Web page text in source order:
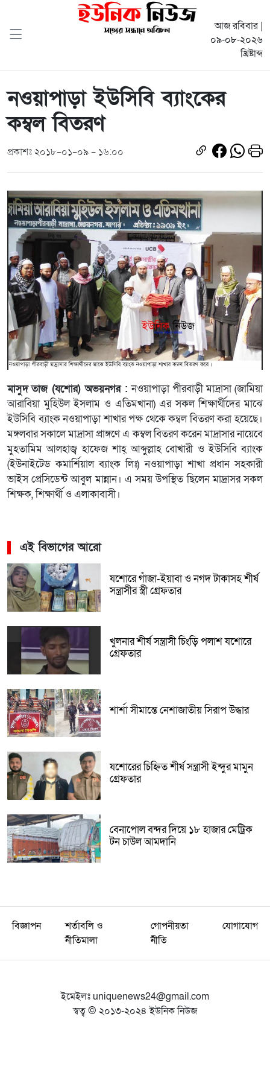
আজ রবিবার |
০৯-০৮-২০২৬
খ্রিষ্টাব্দ
নওয়াপাড়া ইউসিবি ব্যাংকের
কম্বল বিতরণ
প্রকাশঃ ২০১৮-০১-০৯ - ১৬:০০
মাসুদ তাজ(যশোর)অভয়নগর:নওয়াপাড়া পীরবাড়ী মাদ্রাসা (জামিয়া
আরাবিয়া মুহিউল ইসলাম ও এতিমখানা) এর সকল শিক্ষার্থীদের মাঝে
ইউসিবি ব্যাংক নওয়াপাড়া শাখার পক্ষ থেকে কম্বল বিতরণ করা হয়েছে।
মঙ্গলবার সকালে মাদ্রাসা প্রাঙ্গণে এ কম্বল বিতরণ করেন মাদ্রাসার নায়েবে
মুহতামিম আলহাজ্ব হাফেজ শাহ্ আব্দুল্লাহ বোখারী ও ইউসিবি ব্যাংক
(ইউনাইটেড কমার্শিয়াল ব্যাংক লিঃ) নওয়াপাড়া শাখা প্রধান সহকারী
ভাইস প্রেসিডেন্ট আবুল মান্নান। এ সময় উপস্থিত ছিলেন মাদ্রাসর সকল
শিক্ষক, শিক্ষার্থী ও এলাকাবাসী।
এই বিভাগের আরো
যশোরে গাঁজা-ইয়াবা ও নগদ টাকাসহ শীর্ষ
সন্ত্রাসীর স্ত্রী গ্রেফতার
খুলনার শীর্ষ সন্ত্রাসী চিংড়ি পলাশ যশোরে
গ্রেফতার
শার্শা সীমান্তে নেশাজাতীয় সিরাপ উদ্ধার
যশোরের চিহ্নিত শীর্ষ সন্ত্রাসী ইন্দুর মামুন
গ্রেফতার
বেনাপোল বন্দর দিয়ে ১৮ হাজার মেট্রিক
টন চাউল আমদানি
বিজ্ঞাপন
শর্তাবলি ও
নীতিমালা
গোপনীয়তা
নীতি
যোগাযোগ
ইমেইলঃ uniquenews24@gmail.com
স্বত্ব © ২০১৩-২০২৪ ইউনিক নিউজ